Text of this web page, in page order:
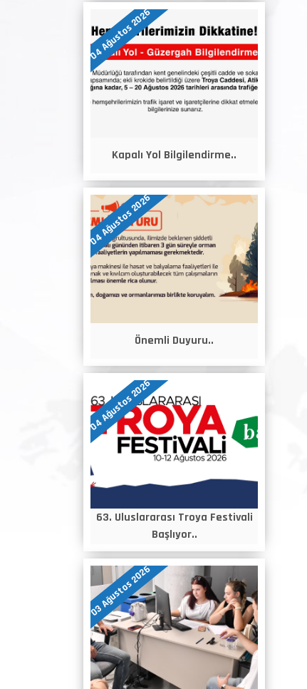
04 Ağustos 2026
Kapalı Yol Bilgilendirme..
04 Ağustos 2026
Önemli Duyuru..
04 Ağustos 2026
63. Uluslararası Troya Festivali
Başlıyor..
03 Ağustos 2026